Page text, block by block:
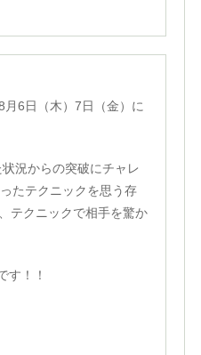
6日（木）7日（金）に
況からの突破にチャレ
たテクニックを思う存
テクニックで相手を驚か
す！！